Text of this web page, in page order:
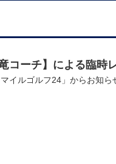
ーチ】による臨時
イルゴルフ24」からお知ら